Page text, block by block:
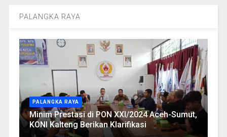
PALANGKA RAYA
PALANGKA RAYA
Minim Prestasi di PON XXI/2024 Aceh-Sumut,
KONI Kalteng Berikan Klarifikasi